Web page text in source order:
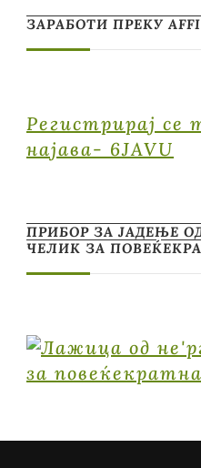
ЗАРАБОТИ ПРЕКУ
Регистрирај се
најава- 6JAVU
ПРИБОР ЗА ЈАДЕЊЕ
ЧЕЛИК ЗА